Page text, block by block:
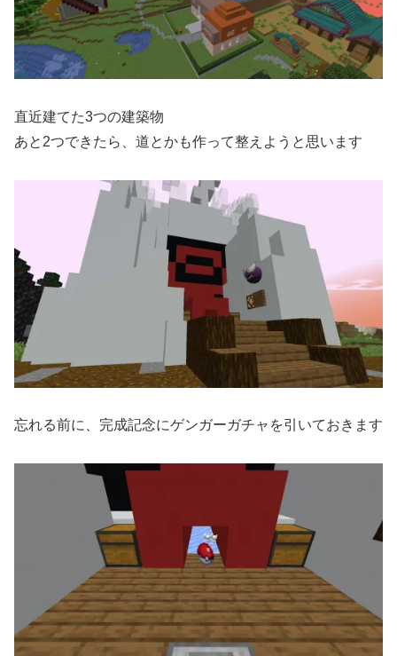
直近建てた3つの建築物
あと2つできたら、道とかも作って整えようと思います
忘れる前に、完成記念にゲンガーガチャを引いておきます